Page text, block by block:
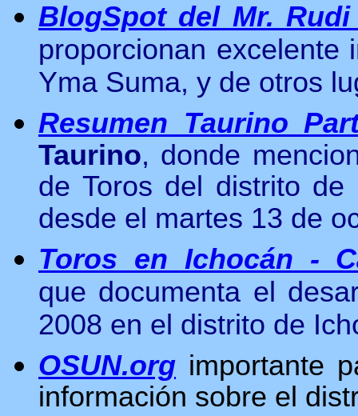
BlogSpot del Mr.
proporcionan excelente
Yma Suma, y de otros
Resumen Taurino
Taurino, donde
de Toros del distrito
desde el martes 13 de
Toros en Ichocán -
que documenta el
2008 en el distrito de
OSUN.org importante
información sobre el